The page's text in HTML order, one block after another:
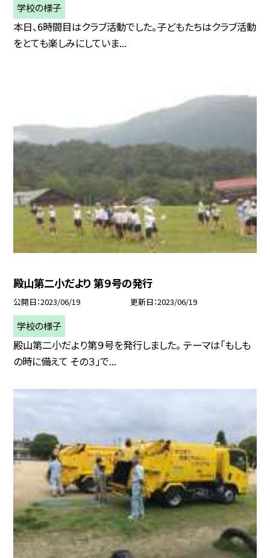
学校の様子
本日、6時間目はクラブ活動でした。子どもたちはクラブ活動
をとても楽しみにしていま...
殿山第二小だより 第９号の発行
公開日 2023/06/19 更新日 2023/06/19
学校の様子
殿山第二小だより第９号を発行しました。 テーマは「もしも
の時に備えて その３」で...